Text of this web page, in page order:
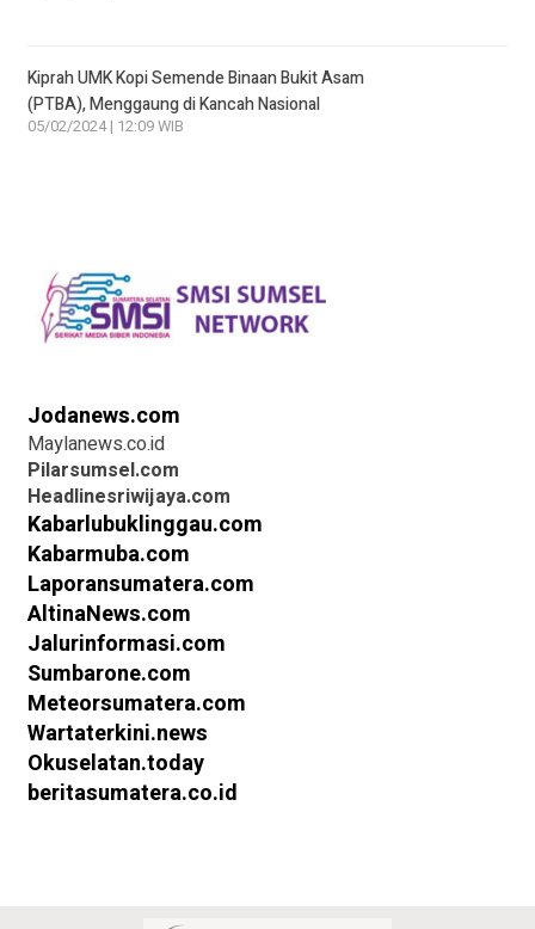
Kiprah UMK Kopi Semende Binaan Bukit Asam
(PTBA), Menggaung di Kancah Nasional
05/02/2024 | 12:09 WIB
Jodanews.com
Maylanews.co.id
Pilarsumsel.com
Headlinesriwijaya.com
Kabarlubuklinggau.com
Kabarmuba.com
Laporansumatera.com
AltinaNews.com
Jalurinformasi.com
Sumbarone.com
Meteorsumatera.com
Wartaterkini.news
Okuselatan.today
beritasumatera.co.id